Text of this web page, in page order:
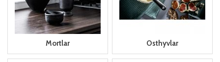
Mortlar Osthyvlar